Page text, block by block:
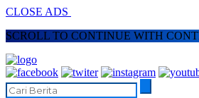
CLOSE ADS
SCROLL TO CONTINUE WITH